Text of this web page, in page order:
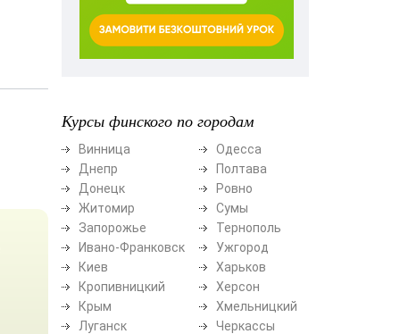
Курсы финского по городам
Винница
Днепр
Донецк
Житомир
Запорожье
Ивано-Франковск
Киев
Кропивницкий
Крым
Луганск
Одесса
Полтава
Ровно
Сумы
Тернополь
Ужгород
Харьков
Херсон
Хмельницкий
Черкассы